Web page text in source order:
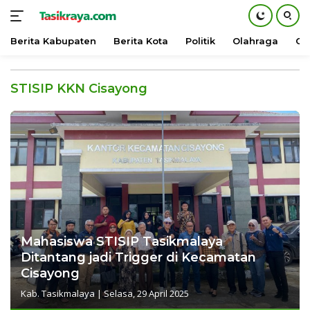
konten
Berita Kabupaten Berita Kota Politik Olahraga
STISIP KKN Cisayong
Mahasiswa STISIP Tasikmalaya
Ditantang jadi Trigger di Kecamatan
Cisayong
Kab. Tasikmalaya|Selasa, 29 April 2025